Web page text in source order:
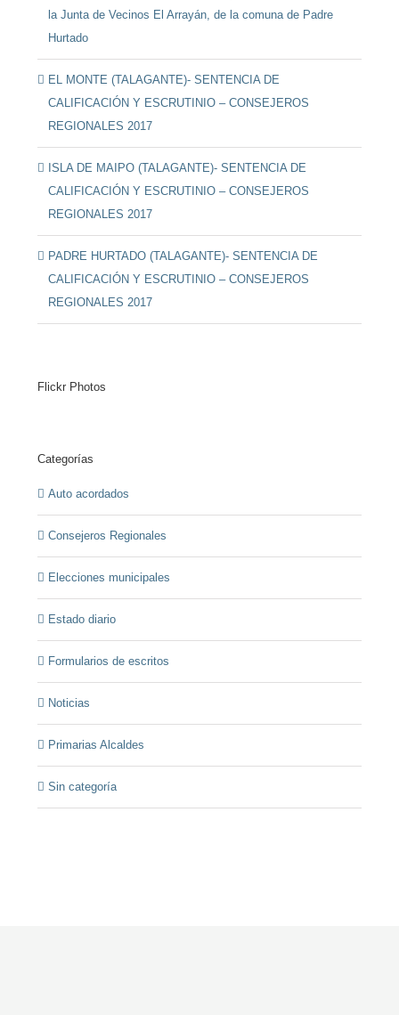
la Junta de Vecinos El Arrayán, de la comuna de Padre
Hurtado
EL MONTE (TALAGANTE)- SENTENCIA DE
CALIFICACIÓN Y ESCRUTINIO – CONSEJEROS
REGIONALES 2017
ISLA DE MAIPO (TALAGANTE)- SENTENCIA DE
CALIFICACIÓN Y ESCRUTINIO – CONSEJEROS
REGIONALES 2017
PADRE HURTADO (TALAGANTE)- SENTENCIA DE
CALIFICACIÓN Y ESCRUTINIO – CONSEJEROS
REGIONALES 2017
Flickr Photos
Categorías
Auto acordados
Consejeros Regionales
Elecciones municipales
Estado diario
Formularios de escritos
Noticias
Primarias Alcaldes
Sin categoría